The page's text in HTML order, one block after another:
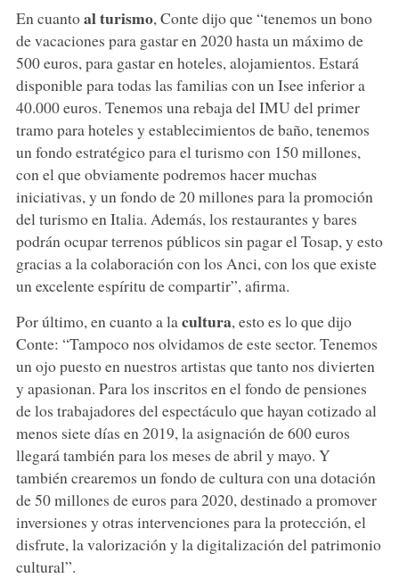
En cuantoal turismo, Conte dijo que “tenemos un bono
de vacaciones para gastar en 2020 hasta un máximo de
500 euros, para gastar en hoteles, alojamientos. Estará
disponible para todas las familias con un Isee inferior a
40.000 euros. Tenemos una rebaja del IMU del primer
tramo para hoteles y establecimientos de baño, tenemos
un fondo estratégico para el turismo con 150 millones,
con el que obviamente podremos hacer muchas
iniciativas, y un fondo de 20 millones para la promoción
del turismo en Italia. Además, los restaurantes y bares
podrán ocupar terrenos públicos sin pagar el Tosap, y esto
gracias a la colaboración con los Anci, con los que existe
un excelente espíritu de compartir”, afirma.
Por último, en cuanto a la cultura, esto es lo que dijo
Conte: “Tampoco nos olvidamos de este sector. Tenemos
un ojo puesto en nuestros artistas que tanto nos divierten
y apasionan. Para los inscritos en el fondo de pensiones
de los trabajadores del espectáculo que hayan cotizado al
menos siete días en 2019, la asignación de 600 euros
llegará también para los meses de abril y mayo. Y
también crearemos un fondo de cultura con una dotación
de 50 millones de euros para 2020, destinado a promover
inversiones y otras intervenciones para la protección, el
disfrute, la valorización y la digitalización del patrimonio
cultural”.